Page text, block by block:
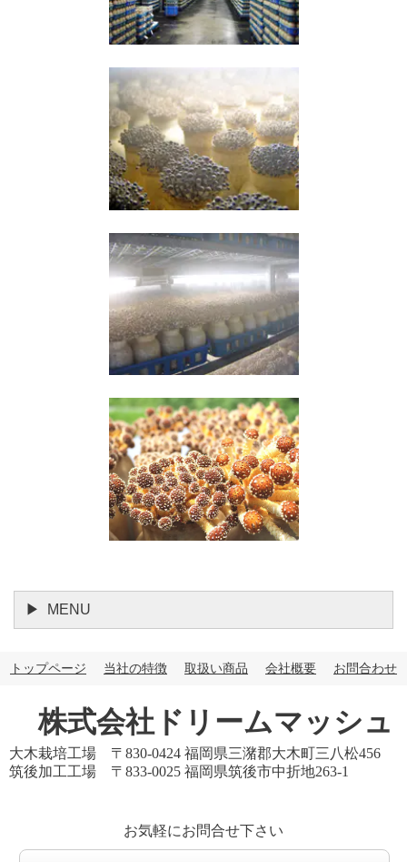
MENU
トップページ 当社の特徴 取扱い商品 会社概要 お問合わせ
株式会社ドリームマッシュ
大木栽培工場 〒830-0424 福岡県三潴郡大木町三八松456
筑後加工工場 〒833-0025 福岡県筑後市中折地263-1
お気軽にお問合せ下さい